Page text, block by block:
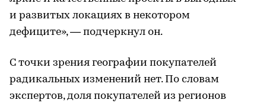
и развитых локациях в некотором
дефиците», — подчеркнул он.
С точки зрения географии покупателей
радикальных изменений нет. По словам
экспертов, доля покупателей из регионов